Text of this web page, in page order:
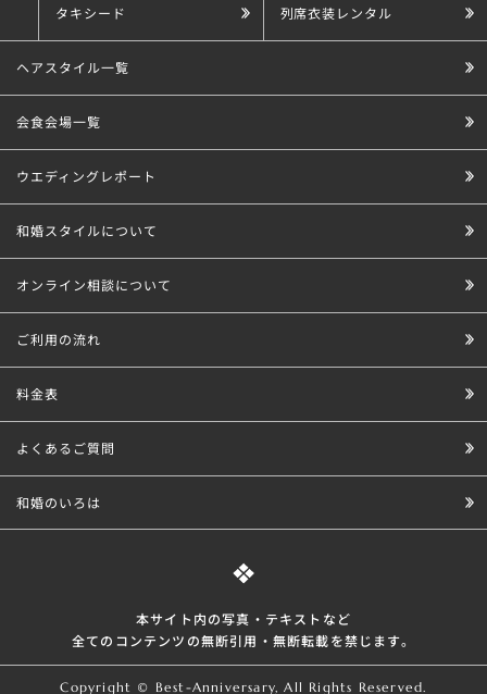
タキシード 列席衣装レンタル
ヘアスタイル一覧
会食会場一覧
ウエディングレポート
和婚スタイルについて
オンライン相談について
ご利用の流れ
料金表
よくあるご質問
和婚のいろは
本サイト内の写真・テキストなど
全てのコンテンツの無断引⽤・無断転載を禁じます。
Copyright © Best-Anniversary, All Rights Reserved.